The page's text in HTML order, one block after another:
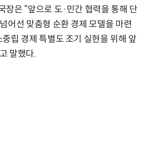
장은 “앞으로 도·민간 협력을 통해 단
어선 맞춤형 순환 경제 모델을 마련
중립 경제 특별도 조기 실현을 위해 앞
말했다.